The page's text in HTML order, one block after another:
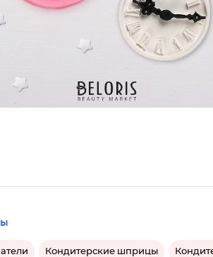
Кондитерские шприцы